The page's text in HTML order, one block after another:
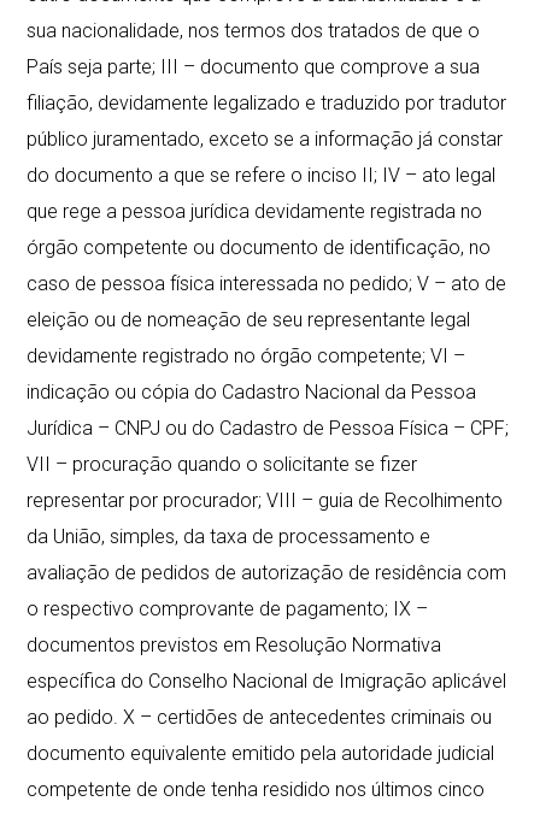
sua nacionalidade, nos termos dos tratados de que o
País seja parte; III – documento que comprove a sua
filiação, devidamente legalizado e traduzido por tradutor
público juramentado, exceto se a informação já constar
do documento a que se refere o inciso II; IV – ato legal
que rege a pessoa jurídica devidamente registrada no
órgão competente ou documento de identificação, no
caso de pessoa física interessada no pedido; V – ato de
eleição ou de nomeação de seu representante legal
devidamente registrado no órgão competente; VI –
indicação ou cópia do Cadastro Nacional da Pessoa
Jurídica – CNPJ ou do Cadastro de Pessoa Física – CPF;
VII – procuração quando o solicitante se fizer
representar por procurador; VIII – guia de Recolhimento
da União, simples, da taxa de processamento e
avaliação de pedidos de autorização de residência com
o respectivo comprovante de pagamento; IX –
documentos previstos em Resolução Normativa
específica do Conselho Nacional de Imigração aplicável
ao pedido. X – certidões de antecedentes criminais ou
documento equivalente emitido pela autoridade judicial
competente de onde tenha residido nos últimos cinco